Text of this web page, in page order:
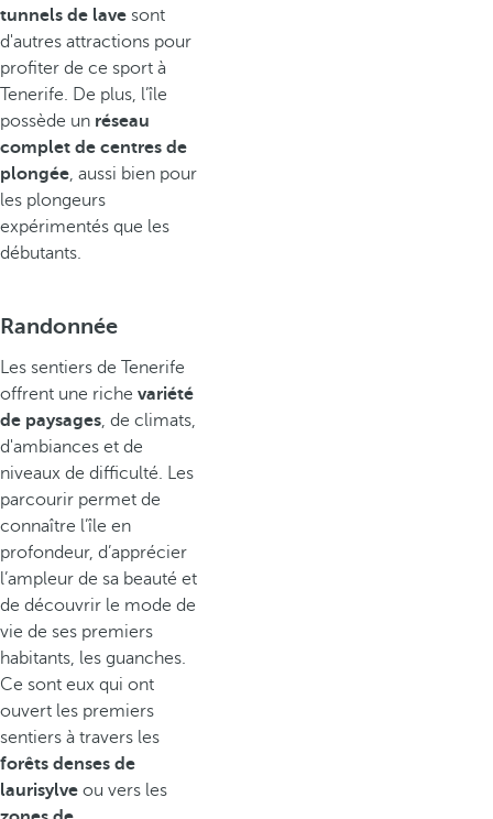
tunnels de lave sont
d'autres attractions pour
profiter de ce sport à
Tenerife. De plus, l’île
possède un réseau
complet de centres de
plongée, aussi bien pour
les plongeurs
expérimentés que les
débutants.
Randonnée
Les sentiers de Tenerife
offrent une riche variété
de paysages, de climats,
d'ambiances et de
niveaux de difficulté. Les
parcourir permet de
connaître l’île en
profondeur, d’apprécier
l’ampleur de sa beauté et
de découvrir le mode de
vie de ses premiers
habitants, les guanches.
Ce sont eux qui ont
ouvert les premiers
sentiers à travers les
forêts denses de
laurisylve ou vers les